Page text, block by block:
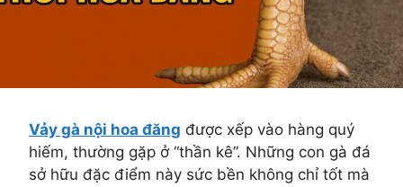
Vảy gà nội hoa đăng được xếp vào hàng quý
hiếm, thường gặp ở “thần kê”. Những con gà đá
sở hữu đặc điểm này sức bền không chỉ tốt mà